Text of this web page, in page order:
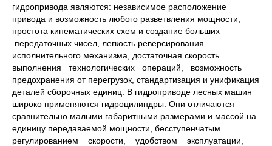
гидропривода являются: независимое расположение
привода и возможность любого разветвления мощности,
простота кинематических схем и создание больших
передаточных чисел, легкость реверсирования
исполнительного механизма, достаточная скорость
выполнения технологических операций, возможность
предохранения от перегрузок, стандартизация и унификация
деталей сборочных единиц. В гидроприводе лесных машин
широко применяются гидроцилиндры. Они отличаются
сравнительно малыми габаритными размерами и массой на
единицу передаваемой мощности, бесступенчатым
регулированием скорости, удобством эксплуатации,